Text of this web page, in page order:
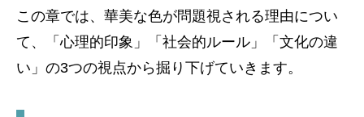
この章では、華美な色が問題視される理由につい
て、「心理的印象」「社会的ルール」「文化の違
い」の3つの視点から掘り下げていきます。